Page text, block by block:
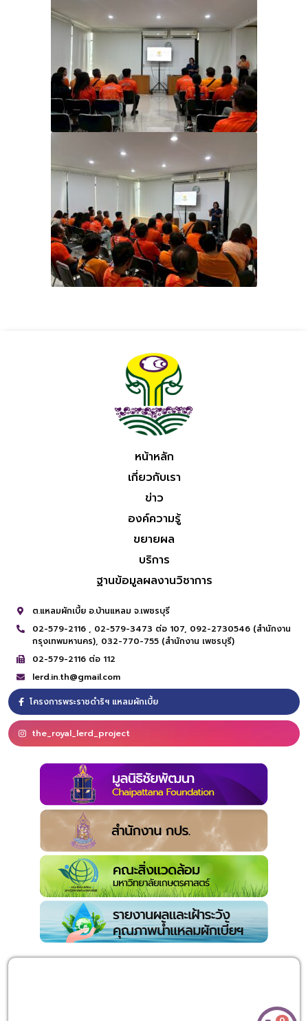
หน้าหลัก
เกี่ยวกับเรา
ข่าว
องค์ความรู้
ขยายผล
บริการ
ฐานข้อมูลผลงานวิชาการ
ต.แหลมผักเบี้ย อ.บ้านแหลม จ.เพชรบุรี
02-579-2116 , 02-579-3473 ต่อ 107, 092-2730546 (สำนักงาน
กรุงเทพมหานคร), 032-770-755 (สำนักงาน เพชรบุรี)
02-579-2116 ต่อ 112
lerd.in.th@gmail.com
โครงการพระราชดำริฯ แหลมผักเบี้ย
the_royal_lerd_project